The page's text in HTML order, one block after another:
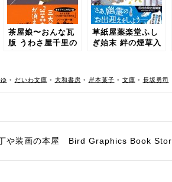
茶屋娘〜おんな瓦
版 うわさ屋千里の
草紙屋薬楽堂ふし
ぎ始末 絆の煙草入
• だいわ文庫 • 大和書房 • 岸本葉子 • 文庫 • 長坂勇司
や装画の本屋 Bird Graphics Book